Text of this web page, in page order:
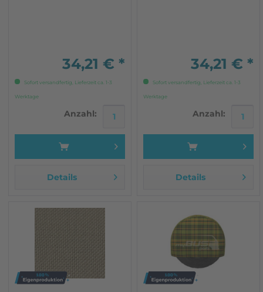
34,21 € *
Sofort versandfertig, Lieferzeit ca. 1-3
Werktage
Anzahl:
Details
34,21 € *
Sofort versandfertig, Lieferzeit ca. 1-3
Werktage
Anzahl:
Details